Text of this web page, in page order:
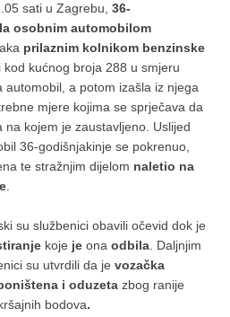
sati u Zagrebu, 36-
osobnim automobilom
prilaznim kolnikom benzinske
kod kućnog broja 288 u smjeru
automobil, a potom izašla iz njega
mjere kojima se sprječava da
kojem je zaustavljeno. Uslijed
36-godišnjakinje se pokrenuo,
te stražnjim dijelom naletio na
su službenici obavili očevid dok je
koje je onaodbila . Daljnjim
su utvrdili da jevozačka
i oduzetazbog ranije
bodova.